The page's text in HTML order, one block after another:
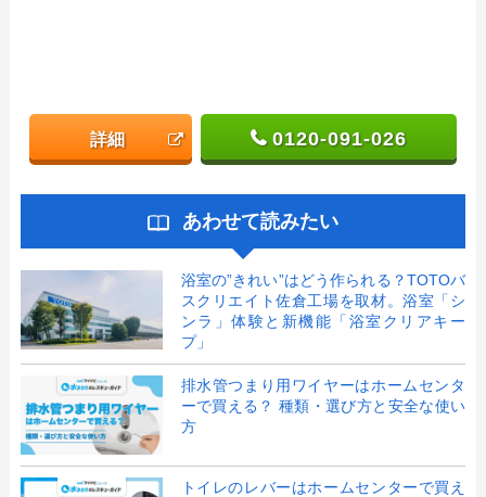
詳細 0120-091-026
あわせて読みたい
浴室の”きれい”はどう作られる？TOTOバ
スクリエイト佐倉工場を取材。浴室「シ
ンラ」体験と新機能「浴室クリアキー
プ」
排水管つまり用ワイヤーはホームセンタ
ーで買える？ 種類・選び方と安全な使い
方
トイレのレバーはホームセンターで買え